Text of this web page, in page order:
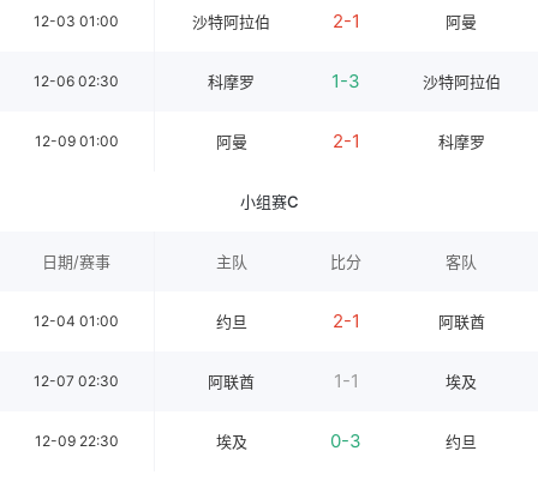
12-03 01:00 沙特阿拉伯 2-1 阿曼
12-06 02:30 科摩罗 1-3 沙特阿拉伯
12-09 01:00 阿曼 2-1 科摩罗
小组赛C
日期/赛事 主队 比分 客队
12-04 01:00 约旦 2-1 阿联酋
12-07 02:30 阿联酋 1-1 埃及
12-09 22:30 埃及 0-3 约旦